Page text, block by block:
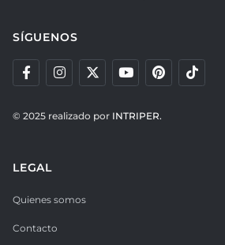
SÍGUENOS
© 2025 realizado por INTRIPER.
LEGAL
Quienes somos
Contacto